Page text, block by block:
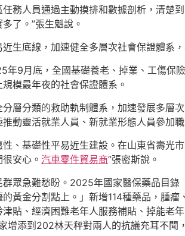
任務人員通過主動摸排和數據剖析，清楚
了。”張生魁說。
近生底線，加速健全多層次社會保證體系
年9月底，全國基礎養老、掉業、工傷保
規模最年夜的社會保證體系。
分層分類的救助軌制體系，加速發展多層
推動靈活就業人員、新就業形態人員參加
性、基礎性平易近生建設。在山東省壽光
安心。 汽車零件貿易商”張密斯說。
群眾急難愁盼。2025年國家醫保藥品目
的黃金分割點上。」新增114種藥品，腫
津貼、經濟困難老年人服務補貼、掉能老
增添到202林天秤對兩人的抗議充耳不聞